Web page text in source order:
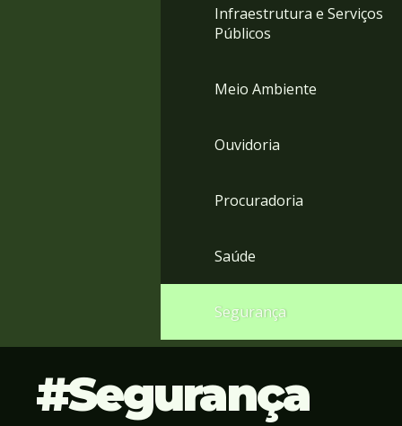
Infraestrutura e Serviços
Públicos
Meio Ambiente
Ouvidoria
Procuradoria
Saúde
Segurança
Segurança